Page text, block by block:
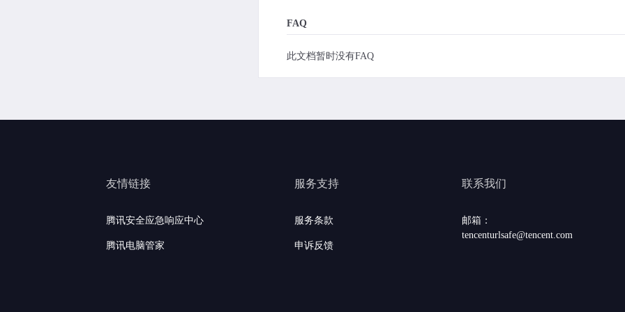
FAQ
此文档暂时没有FAQ
友情链接
腾讯安全应急响应中心
腾讯电脑管家
服务支持
服务条款
申诉反馈
联系我们
邮箱：
tencenturlsafe@tencent.com